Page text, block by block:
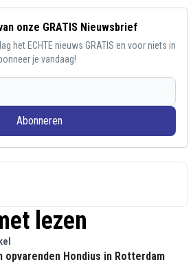
onze GRATIS Nieuwsbrief
het ECHTE nieuws GRATIS en voor niets in
je vandaag!
Abonneren
lezen
opvarenden Hondius in Rotterdam